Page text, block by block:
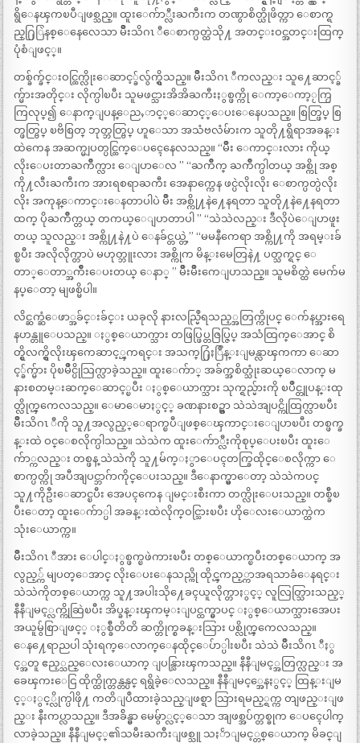
ရွိေနၾကၿပီျဖစ္သည္။ ထူးေက်ာ္လီးႀကီးက တဏွာစိတ္ယိုဖိတ္ကာ ေစာက္ရ
ည္႐ြြဲနစ္ေနေလေသာ မ်ိဳးသိဂၤ ီေစာက္ပတ္ထဲသို႔ အတင္းဝင္အတင္းထြက္
ပုံစံျဖင့္။
တစ္ခ်က္ခ်င္းဝင္ထြက္လိုးေဆာင့္ခ်လွ်က္ရွိသည္။ မ်ိဳးသိဂၤ ီကလည္း သူ႔ေဆာင့္ခ်
က္မ်ားအတိုင္း လိုက္ပါၿပီး သူမဖင္သားအိအိႀကီးႏွစ္ဖက္ကို ေကာ့ေကာ့ႂကြႂ
ကြလုပ္၍ ေနာက္ျပန္ေညႇာင့္ေဆာင့္ေပးေနေပသည္။ စြတ္ဖြပ္ စြ
တ္ဖတ္ဗြပ္ ၿဗိစြတ္ ဘုတ္ဘတ္ဗြပ္ ဟူေသာ အသံဗလံမ်ားက သူတို႔ရွိရာအခန္း
ထဲကေန အဆက္မျပတ္ပင္ထြက္ေပၚေနေလသည္။ “မ်ိဳး ေကာင္းလား ကိုယ္
လိုးေပးတာႀကိဳက္လား ေျပာေလ ” “ႀကိဳက္ ႀကိဳက္ပါတယ္ အစ္ကို အစ္
ကို႔လီးႀကီးက အားရစရာႀကီး အေနာက္ကေန ဖင္ပဲလိုးလိုး ေစာက္ပတ္ပဲလိုး
လိုး အကုန္ေကာင္းေနတာပါပဲ မ်ိဳး အစ္ကို႔နဲ႔ေနရတာ သူတို႔နဲ႔ေနရတာ
ထက္ ပိုႀကိဳက္တယ္ တကယ္ေျပာတာပါ ” “သဲသဲလည္း ဒီလိုပဲေျပာဖူး
တယ္ သူလည္း အစ္ကို႔နဲ႔ပဲ ေနခ်င္တယ္တဲ့” “မမနီကေရာ အစ္ကို႔ကို အရမ္းခ်
စ္ၿပီး အလိုလိုက္တာပဲ မဟုတ္ဘူးလား အစ္ကိုက မိန္းမေတြနဲ႔ ပတ္သက္ရင္ ေ
တာ္ေတာ္အက်ိဳးေပးတယ္ ေနာ္ ” မ်ိဳးမ်ိဳးကေျပာသည္။ သူမစိတ္ထဲ မေက်မ
နပ္ေတာ့ မျဖစ္မိပါ။
လိင္ဆက္ဆံေဖာ္အခ်င္းခ်င္း ယခုလို နားလည္မြဳရသည့္အတြက္ကိုပင္ ေက်နပ္အားရေ
နဟန္တူေပသည္။ ႏွစ္ေယာက္သား တဖြပ္ဖြပ္တဇြပ္ဇြပ္ အသံထြက္ေအာင္ စိ
တ္ရွိလက္ရွိလိုးၾကေဆာင့္ၾကရင္း အသက္႐ြဴႏြဳန္းျမန္လာၾကကာ ေဆာ
င့္ခ်က္မ်ား ပိုၿမိဳင္ပိုသြက္လာခဲ့သည္။ ထူးေက်ာ္ အခ်က္အစိတ္သုံးဆယ္ေလာက္ မ
နားစတမ္းဆက္ေဆာင့္ၿပီး ႏွစ္ေယာက္သား သုက္ရည္မ်ားကို ၿပိဳင္တူပန္းထု
တ္လိုက္ၾကေလသည္။ ေမာေမာႏွင့္ ခဏနားစဥ္မွာ သဲသဲအျပင္ကိုထြက္လာၿပီး
မ်ိဳးသိဂၤ ီကို သူ႔အလွည့္ေရာက္ၿပီျဖစ္ေၾကာင္းေျပာၿပီး တစ္ဖက္ခ
န္းထဲ ဝင္ေစလိုက္ပါသည္။ သဲသဲက ထူးေက်ာ္လီးကိုစုပ္ေပးၿပီး ထူးေ
က်ာ္ကလည္း တစ္ဖန္ သဲသဲကို သူ႔မ်က္ႏွာေပၚတက္ခြထိုင္ေစလိုက္ကာ ေ
စာက္ပတ္ကို အပီအျပင္ဘာဂ်ာကိုင္ေပးသည္။ ဒီေနာက္မွာေတာ့ သဲသဲကပင္
သူ႔ကိုဦးေဆာင္ၿပီး အေပၚကေန ျမင္းစီးကာ တက္လိုးေပးသည္။ တစ္ခ်ီၿ
ပီးေတာ့ ထူးေက်ာ္ပါ အခန္းထဲလိုက္ဝင္သြားၿပီး ဟိုေလးေယာက္ထဲက
သုံးေယာက္က။
မ်ိဳးသိဂၤ ီအား ေပါင္ႏွစ္ဖက္ၿဖဲကားၿပီး တစ္ေယာက္ၿပီးတစ္ေယာက္ အ
လွည့္က် မျပတ္ေအာင္ လိုးေပးေနသည္ကို ထိုင္ၾကည့္ကာအရသာခံေနရင္း
သဲသဲကိုတစ္ေယာက္က သူ႔အပါးသို႔ေခၚယူလိုက္တာႏွင့္ လူလြတ္သြားသည့္
နီနီျမင့္လက္ကိုဆြဲၿပီး အိပ္ခန္းၾကမ္းျပင္ထက္မွာပင္ ႏွစ္ေယာက္သားအေပး
အယူမွ်စြာျဖင့္ ႏွစ္ခ်ီတိတိ ဆက္တိုက္စခန္းသြား ပစ္လိုက္ၾကေလသည္။
ေန႔ေရာညပါ သုံးရက္ေလာက္ေနထိုင္ေပ်ာ္ပါးၿပီး သဲသဲ မ်ိဳးသိဂၤ ီႏွ
င့္အတူ ဧည့္သည္ေလးေယာက္ ျပန္သြားၾကသည္။ နီနီျမင့္အတြက္လည္း အ
ခေၾကးေငြ ထိုက္ထိုက္တန္တန္ပင္ ရရွိခဲ့ေလသည္။ နီနီျမင့္အေနႏွင့္ ထြန္းျမ
င့္ႏွင့္လိုက္ပါဖို႔ ကတိျပဳထားခဲ့သည္ျဖစ္ရာ သြားရမည့္ရက္က တျဖည္းျဖ
ည္း နီးကပ္လာသည္။ ဒီအခ်ိန္မွာ မေမွ်ာ္လင့္ေသာ အျဖစ္အပ်က္တစ္ခုက ေပၚေပါက္
လာခဲ့သည္။ နီနီျမင့္၏သမီးႀကီးျဖစ္သူ သႏၲာျမင့္တစ္ေယာက္ မိခင္ျ